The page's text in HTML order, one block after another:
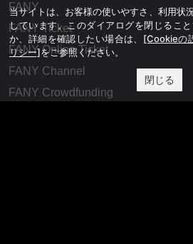
FANY
FANY Ticket
FANY Online Ticket
FANY Channel
FANY Crowdfunding
当サイトは、お客様の使いやすさ、利用状
しています。このダイアログを閉じるこ
か、詳細を確認したい場合は、 [Cookieの
リシー]をご参照ください。
閉じる